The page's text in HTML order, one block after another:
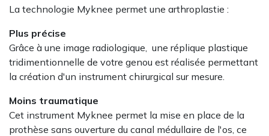
La technologie Myknee permet une arthroplastie :
Plus précise
Grâce à une image radiologique, une réplique plastique
tridimentionnelle de votre genou est réalisée permettant
la création d'un instrument chirurgical sur mesure.
Moins traumatique
Cet instrument Myknee permet la mise en place de la
prothèse sans ouverture du canal médullaire de l'os, ce